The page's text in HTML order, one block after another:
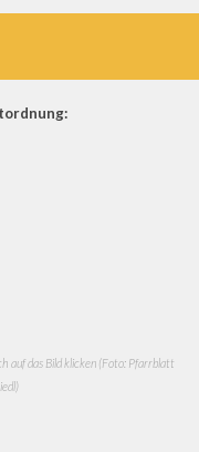
auf das Bild klicken (Foto: Pfarrblatt